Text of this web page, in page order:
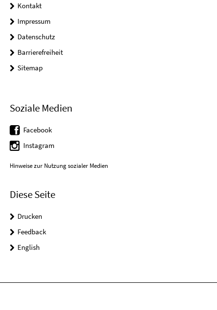
Kontakt
Impressum
Datenschutz
Barrierefreiheit
Sitemap
Soziale Medien
Facebook
Instagram
Hinweise zur Nutzung sozialer Medien
Diese Seite
Drucken
Feedback
English